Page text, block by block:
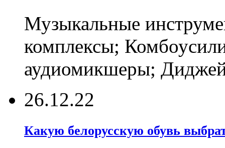
Музыкальные
комплексы;
аудиомикшеры;
26.12.22
Какую белорусскую обувь